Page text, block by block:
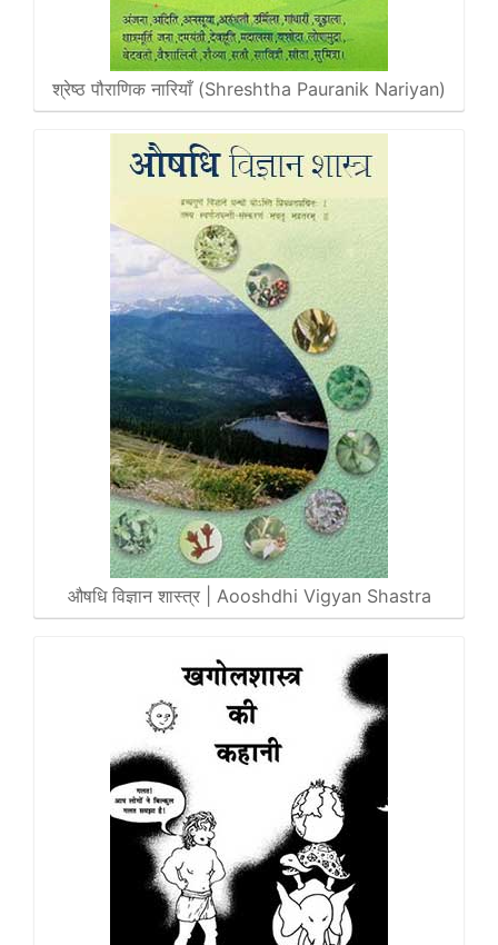
श्रेष्ठ पौराणिक नारियाँ (Shreshtha Pauranik Nariyan)
औषधि विज्ञान शास्त्र | Aooshdhi Vigyan Shastra